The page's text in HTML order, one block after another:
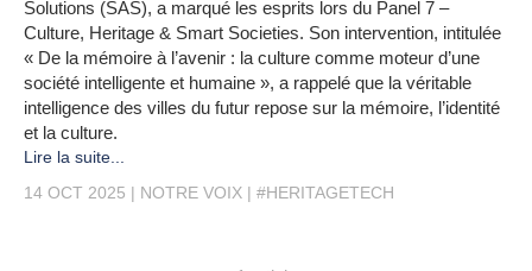
Solutions (SAS), a marqué les esprits lors du Panel 7 –
Culture, Heritage & Smart Societies. Son intervention, intitulée
« De la mémoire à l’avenir : la culture comme moteur d’une
société intelligente et humaine », a rappelé que la véritable
intelligence des villes du futur repose sur la mémoire, l’identité
et la culture.
Lire la suite...
14 OCT 2025
NOTRE VOIX #HERITAGETECH